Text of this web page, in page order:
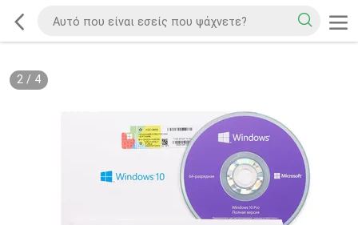
2/ 4